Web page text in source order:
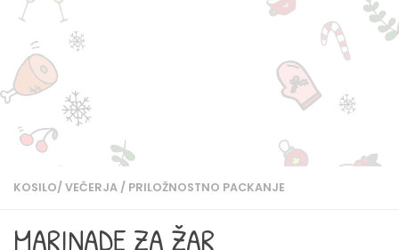
KOSILO/ VEČERJA / PRILOŽNOSTNO PACKANJE
MARINADE ZA ŽAR